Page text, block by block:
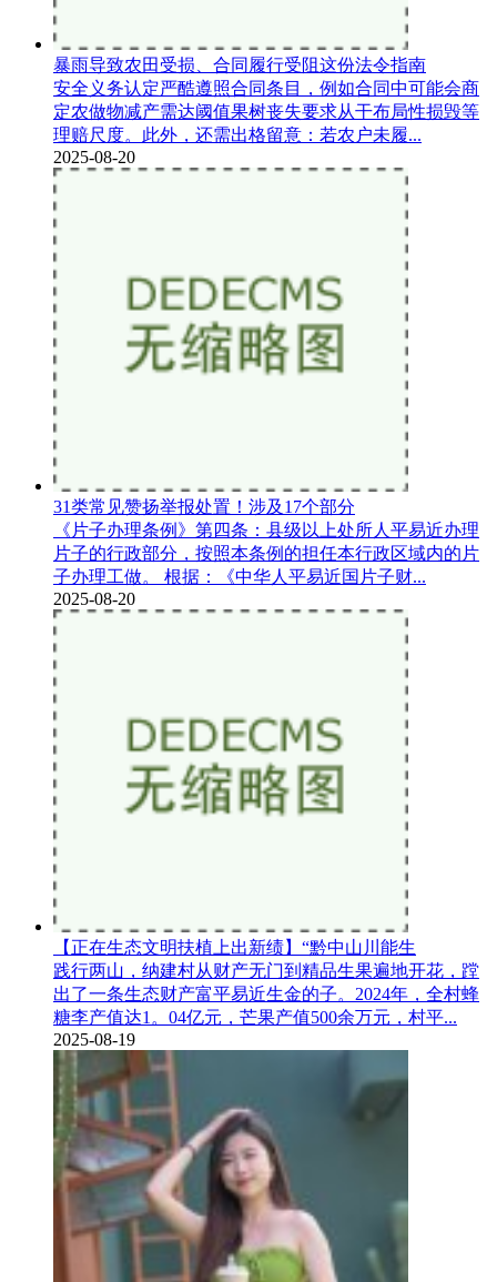
暴雨导致农田受损、合同履行受阻这份法令指南
安全义务认定严酷遵照合同条目，例如合同中可能会商
定农做物减产需达阈值果树丧失要求从干布局性损毁等
理赔尺度。此外，还需出格留意：若农户未履...
2025-08-20
31类常见赞扬举报处置！涉及17个部分
《片子办理条例》第四条：县级以上处所人平易近办理
片子的行政部分，按照本条例的担任本行政区域内的片
子办理工做。 根据：《中华人平易近国片子财...
2025-08-20
【正在生态文明扶植上出新绩】“黔中山川能生
践行两山，纳建村从财产无门到精品生果遍地开花，蹚
出了一条生态财产富平易近生金的子。2024年，全村蜂
糖李产值达1。04亿元，芒果产值500余万元，村平...
2025-08-19